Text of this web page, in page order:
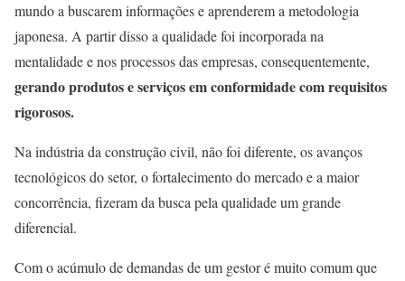
mundo a buscarem informações e aprenderem a metodologia
japonesa. A partir disso a qualidade foi incorporada na
mentalidade e nos processos das empresas, consequentemente,
gerando produtos e serviços em conformidade com requisitos
rigorosos.
Na indústria da construção civil, não foi diferente, os avanços
tecnológicos do setor, o fortalecimento do mercado e a maior
concorrência, fizeram da busca pela qualidade um grande
diferencial.
Com o acúmulo de demandas de um gestor é muito comum que